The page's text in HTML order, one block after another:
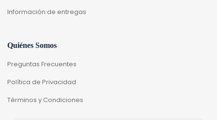
Información de entregas
Quiénes Somos
Preguntas Frecuentes
Política de Privacidad
Términos y Condiciones